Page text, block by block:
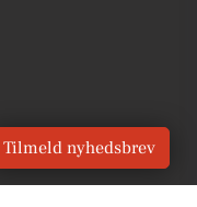
Tilmeld nyhedsbrev